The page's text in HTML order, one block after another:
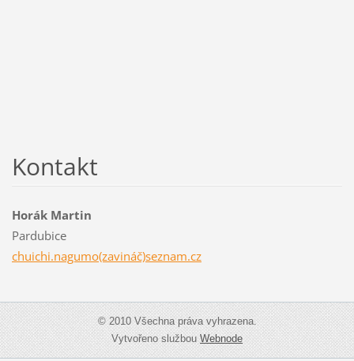
Kontakt
Horák Martin
Pardubice
chuichi.nagumo(zavináč)seznam.cz
© 2010 Všechna práva vyhrazena.
Vytvořeno službouWebnode